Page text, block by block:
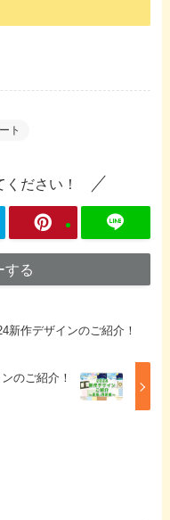
ト
ださい！
する
新作デザインのご紹介！
のご紹介！